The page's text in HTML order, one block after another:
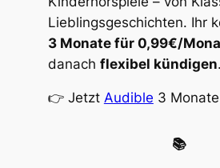
Lieblingsgeschichten. Ihr
3 Monate für 0,99€/
danach flexibel kündigen.
👉 Jetzt Audible 3
📚